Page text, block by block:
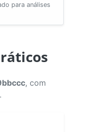
para análises
, com